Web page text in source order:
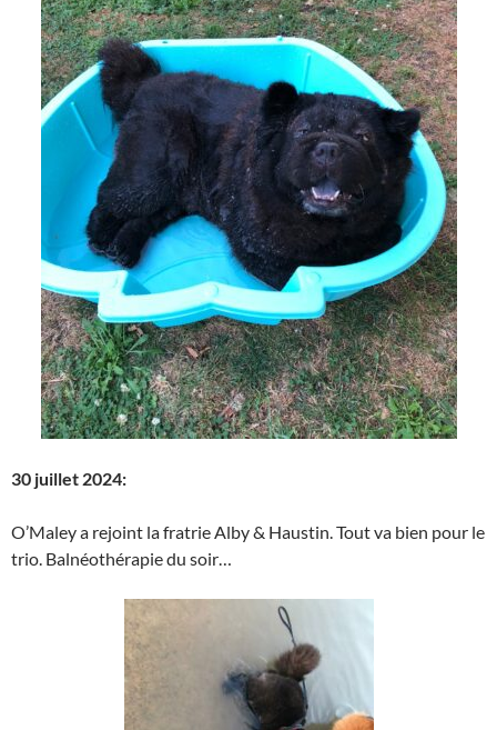
30 juillet 2024:
O’Maley a rejoint la fratrie Alby & Haustin. Tout va bien pour le
trio. Balnéothérapie du soir…